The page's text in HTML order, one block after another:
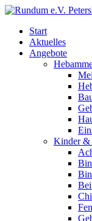
Start
Aktuelles
Angebote
Kinder &